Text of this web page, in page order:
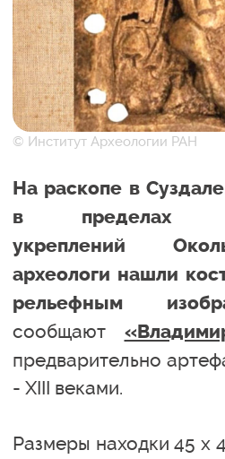
© Институт Археологии РАН
На раскопе в
в пределах
укреплений
археологи нашли
рельефным
сообщают
предварительно
- XIII веками.
Размеры находки 45 х